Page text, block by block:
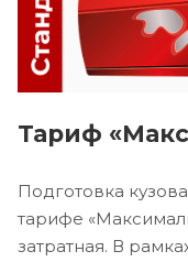
Тариф
Подготовка
тарифе
затратная. В